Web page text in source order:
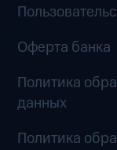
Оферта банка
Политика
данных
Политика